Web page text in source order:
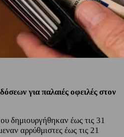
για παλαιές οφειλές στον
δημιουργήθηκαν έως τις 31
αρρύθμιστες έως τις 21